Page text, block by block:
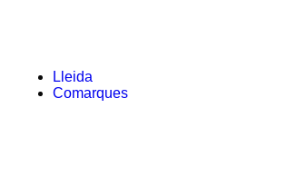
Lleida
Comarques